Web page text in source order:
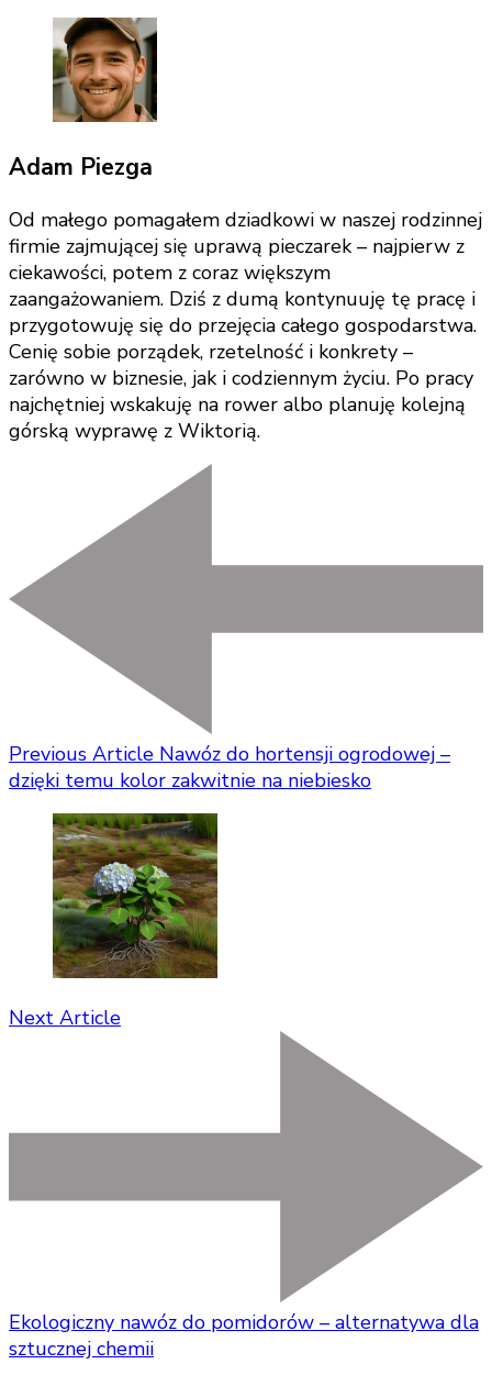
Adam Piezga
Od małego pomagałem dziadkowi w naszej rodzinnej
firmie zajmującej się uprawą pieczarek – najpierw z
ciekawości, potem z coraz większym
zaangażowaniem. Dziś z dumą kontynuuję tę pracę i
przygotowuję się do przejęcia całego gospodarstwa.
Cenię sobie porządek, rzetelność i konkrety –
zarówno w biznesie, jak i codziennym życiu. Po pracy
najchętniej wskakuję na rower albo planuję kolejną
górską wyprawę z Wiktorią.
Previous Article Nawóz do hortensji ogrodowej –
dzięki temu kolor zakwitnie na niebiesko
Next Article
Ekologiczny nawóz do pomidorów – alternatywa dla
sztucznej chemii